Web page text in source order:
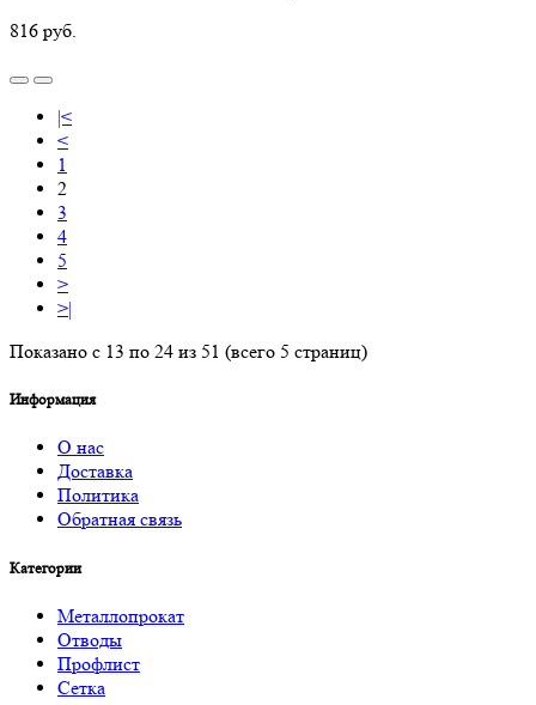
816 руб.
|<
<
1
2
3
4
5
>
>|
Показано с 13 по 24 из 51 (всего 5 страниц)
Информация
О нас
Доставка
Политика
Обратная связь
Категории
Металлопрокат
Отводы
Профлист
Сетка